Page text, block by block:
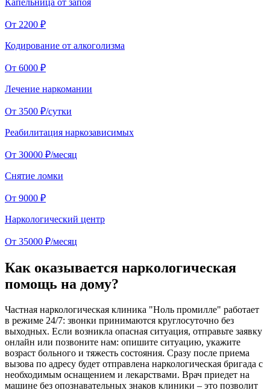
Капельница от запоя
От 2200 ₽
Кодирование от алкоголизма
От 6000 ₽
Лечение наркомании
От 3500 ₽/сутки
Реабилитация наркозависимых
От 30000 ₽/месяц
Снятие ломки
От 9000 ₽
Наркологический центр
От 35000 ₽/месяц
Как оказывается наркологическая
помощь на дому?
Частная наркологическая клиника "Ноль промилле" работает
в режиме 24/7: звонки принимаются круглосуточно без
выходных. Если возникла опасная ситуация, отправьте заявку
онлайн или позвоните нам: опишите ситуацию, укажите
возраст больного и тяжесть состояния. Сразу после приема
вызова по адресу будет отправлена наркологическая бригада с
необходимым оснащением и лекарствами. Врач приедет на
машине без опознавательных знаков клиники – это позволит